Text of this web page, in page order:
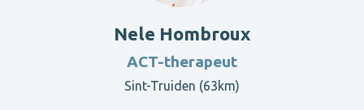
Nele Hombroux
ACT-therapeut
Sint-Truiden (63km)